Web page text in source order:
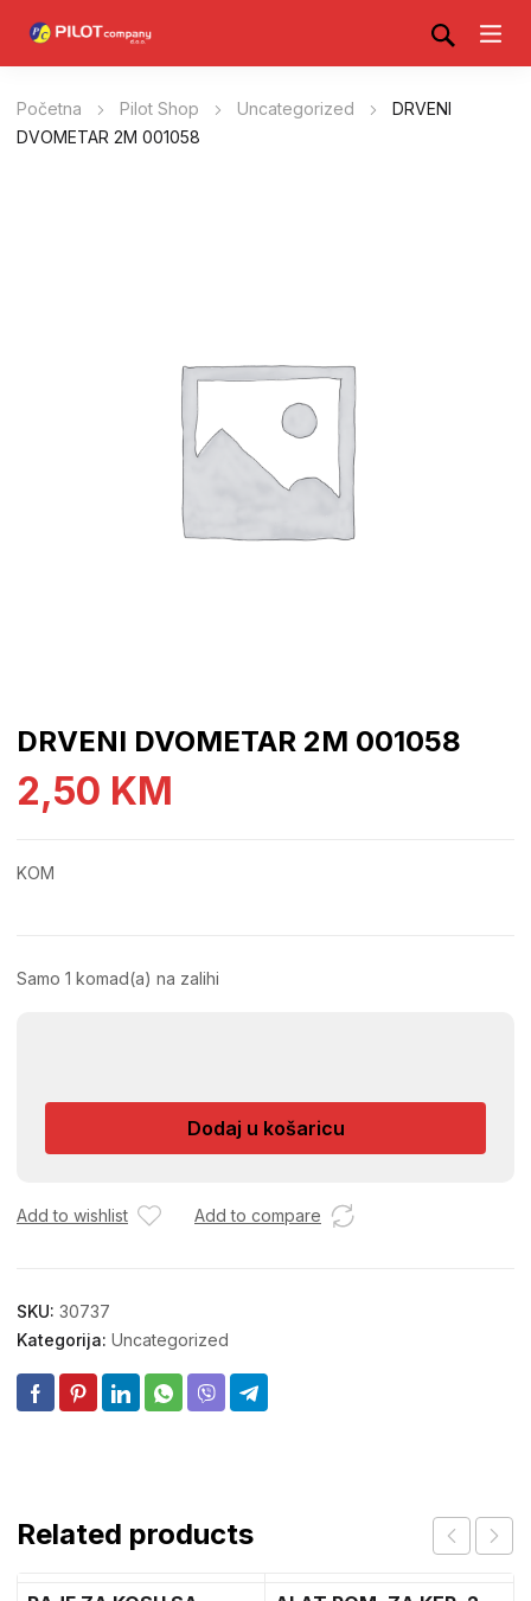
Početna Pilot Shop Uncategorized
DRVENI
DVOMETAR 2M 001058
DRVENI DVOMETAR 2M 001058
2,50 KM
KOM
Samo 1 komad(a) na zalihi
2M
količina
Dodaj u košaricu
Add to wishlist Add to compare
SKU: 30737
Kategorija: Uncategorized
Related products